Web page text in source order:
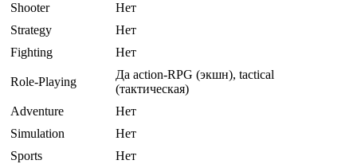
Shooter
Нет
Strategy
Нет
Fighting
Нет
Role-Playing
Да action-RPG (экшн), tactical
(тактическая)
Adventure
Нет
Simulation
Нет
Sports
Нет